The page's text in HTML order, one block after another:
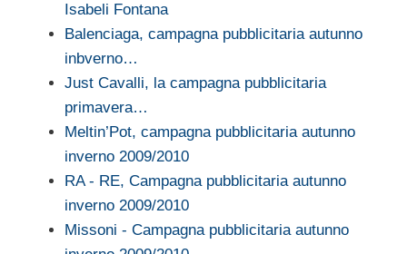
Isabeli Fontana
Balenciaga, campagna pubblicitaria autunno
inbverno…
Just Cavalli, la campagna pubblicitaria
primavera…
Meltin’Pot, campagna pubblicitaria autunno
inverno 2009/2010
RA - RE, Campagna pubblicitaria autunno
inverno 2009/2010
Missoni - Campagna pubblicitaria autunno